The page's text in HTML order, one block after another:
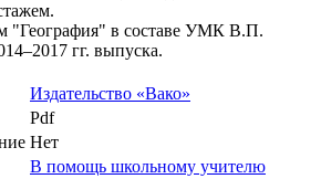
"География" в составе УМК В.П.
гг. выпуска.
Издательство «Вако»
Pdf
Нет
В помощь школьному учителю